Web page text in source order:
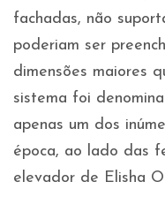
fachadas, não
poderiam ser
dimensões maiores
sistema foi
apenas um dos
época, ao lado das
elevador de Elisha